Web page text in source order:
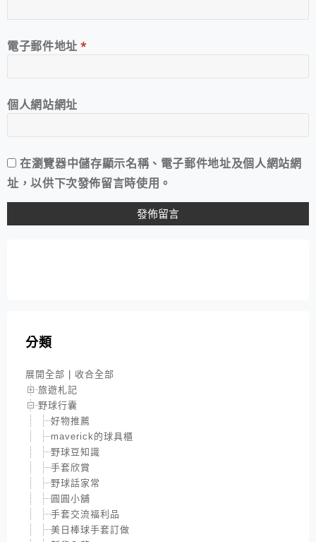
電子郵件地址*
個人網站網址
在瀏覽器中儲存顯示名稱、電子郵件地址及個人網站網
址，以供下次發佈留言時使用。
分類
展開全部
收合全部
旅遊札記
野球行囊
好物推薦
maverick的球具櫃
野球豆知識
手套欣賞
野球話家常
圓圓小舖
手套交流福利品
美日棒球手套訂做